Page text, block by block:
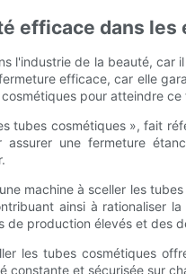
efficace dans les
l'industrie de la beauté,
efficace, car elle
pour atteindre
tubes cosmétiques », fait
une fermeture
machine à sceller les
ainsi à rationaliser
production élevés et des
les tubes cosmétiques
et sécurisée sur